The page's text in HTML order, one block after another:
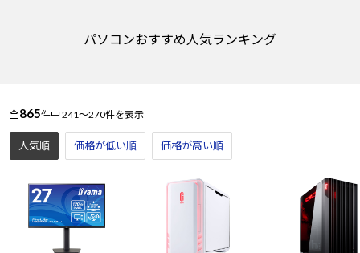
パソコンおすすめ人気ランキング
全865件中 241～270件を表示
人気順 価格が低い順 価格が高い順